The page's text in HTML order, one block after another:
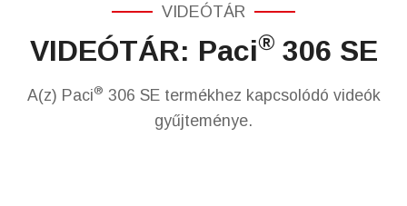
VIDEÓTÁR
VIDEÓTÁR: Paci®306 SE
A(z) Paci® 306 SE termékhez kapcsolódó videók
gyűjteménye.